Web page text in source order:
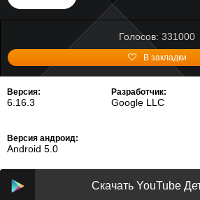
Голосов: 331000
В закладки
Версия:
6.16.3
Разработчик:
Google LLC
Версия андроид:
Android 5.0
Скачать YouTube